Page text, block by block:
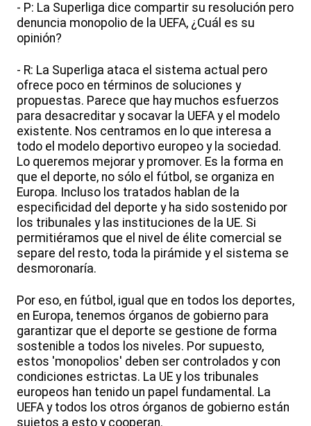
- P: La Superliga dice compartir su resolución pero
denuncia monopolio de la UEFA, ¿Cuál es su
opinión?
- R: La Superliga ataca el sistema actual pero
ofrece poco en términos de soluciones y
propuestas. Parece que hay muchos esfuerzos
para desacreditar y socavar la UEFA y el modelo
existente. Nos centramos en lo que interesa a
todo el modelo deportivo europeo y la sociedad.
Lo queremos mejorar y promover. Es la forma en
que el deporte, no sólo el fútbol, se organiza en
Europa. Incluso los tratados hablan de la
especificidad del deporte y ha sido sostenido por
los tribunales y las instituciones de la UE. Si
permitiéramos que el nivel de élite comercial se
separe del resto, toda la pirámide y el sistema se
desmoronaría.
Por eso, en fútbol, igual que en todos los deportes,
en Europa, tenemos órganos de gobierno para
garantizar que el deporte se gestione de forma
sostenible a todos los niveles. Por supuesto,
estos 'monopolios' deben ser controlados y con
condiciones estrictas. La UE y los tribunales
europeos han tenido un papel fundamental. La
UEFA y todos los otros órganos de gobierno están
sujetos a esto y cooperan.